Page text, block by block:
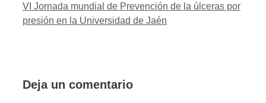
VI Jornada mundial de Prevención de la úlceras por
presión en la Universidad de Jaén
Deja un comentario